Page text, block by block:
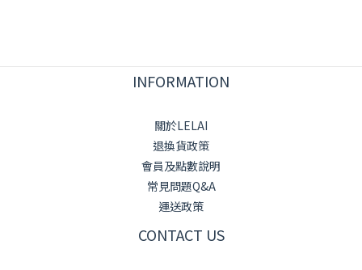
INFORMATION
關於LELAI
退換貨政策
會員及點數說明
常見問題Q&A
運送政策
CONTACT US